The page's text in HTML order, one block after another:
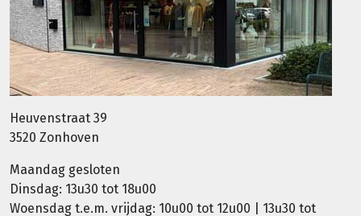
Heuvenstraat 39
3520 Zonhoven
Maandag gesloten
Dinsdag: 13u30 tot 18u00
Woensdag t.e.m. vrijdag: 10u00 tot 12u00 | 13u30 tot